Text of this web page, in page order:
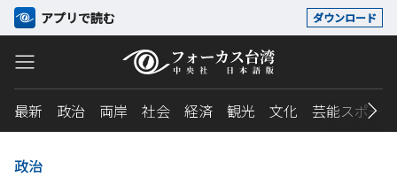
アプリで読む ダウンロード
最新 政治 両岸 社会 経済 観光 文化 芸能スポーツ
政治